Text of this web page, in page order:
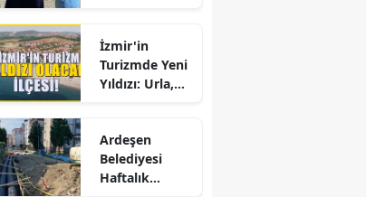
Seferberliği
İzmir'in
Turizmde Yeni
Yıldızı: Urla,
Sollayan İlçe!
Ardeşen
Belediyesi
Haftalık